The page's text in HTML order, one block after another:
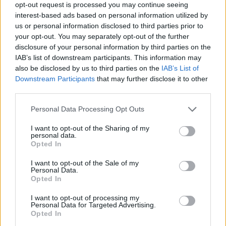
opt-out request is processed you may continue seeing
interest-based ads based on personal information utilized by
us or personal information disclosed to third parties prior to
your opt-out. You may separately opt-out of the further
disclosure of your personal information by third parties on the
IAB’s list of downstream participants. This information may
also be disclosed by us to third parties on the IAB’s List of
Downstream Participants that may further disclose it to other
Personal Data Processing Opt Outs
I want to opt-out of the Sharing of my
personal data.
Opted In
I want to opt-out of the Sale of my
Personal Data.
Opted In
I want to opt-out of processing my
Personal Data for Targeted Advertising.
Opted In
ЦАРИНИТЕ НА ТРАМП ЗАВРИШИЈА
НА ВРХОВЕН СУД - 25 држави
покренаа тужба
Ахмети кажа што го мачи:
СЛУШАМ, САКААТ ДА СЕ СУДИ
ИСТОРИСКО ОБЕДИНУВАЊЕ НА
МАКЕДОНЦИТЕ ВО СРБИЈА:
ТЕЖОК ДЕН И ЈАВНО
ДЕМОЛИРАЊЕ НА ФИЛИПЧЕ: